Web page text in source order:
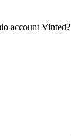
account Vinted?